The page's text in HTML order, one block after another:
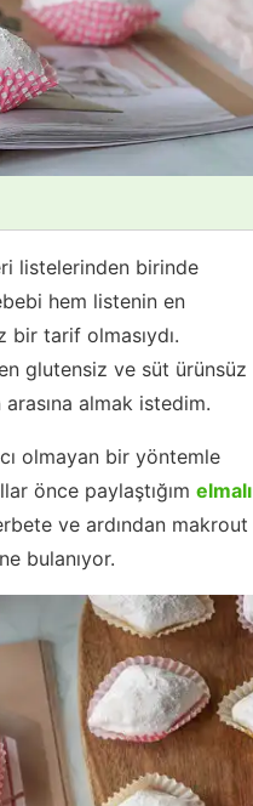
listelerinden birinde
hem listenin en
bir tarif olmasıydı.
glutensiz ve süt ürünsüz
almak istedim.
olmayan bir yöntemle
önce paylaştığım elmalı
ve ardından makrout
bulanıyor.